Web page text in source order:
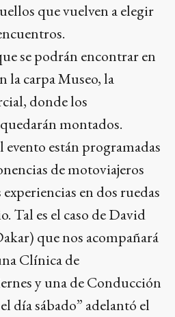
que vuelven a elegir
se podrán encontrar en
la carpa Museo, la
donde los
montados.
están programadas
de motoviajeros
en dos ruedas
Tal es el caso de David
que nos acompañará
Clínica de
y una de Conducción
día sábado” adelantó el